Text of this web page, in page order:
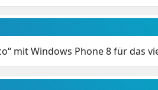
mit Windows Phone 8 für das